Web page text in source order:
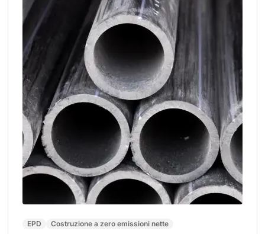
EPD Costruzione a zero emissioni nette